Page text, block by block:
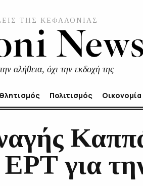
ΤΗΣ ΚΕΦΑΛΟΝΙΑΣ
αλήθεια, όχι την εκδοχή της
Πολιτισμός Οικονομία
ΕΡΤ για